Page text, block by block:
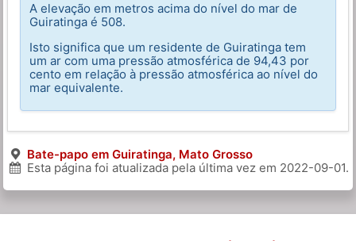
A elevação em metros acima do nível do mar de
Guiratinga é 508.
Isto significa que um residente de Guiratinga tem
um ar com uma pressão atmosférica de 94,43 por
cento em relação à pressão atmosférica ao nível do
mar equivalente.
Bate-papo em Guiratinga, Mato Grosso
Esta página foi atualizada pela última vez em 2022-09-01.